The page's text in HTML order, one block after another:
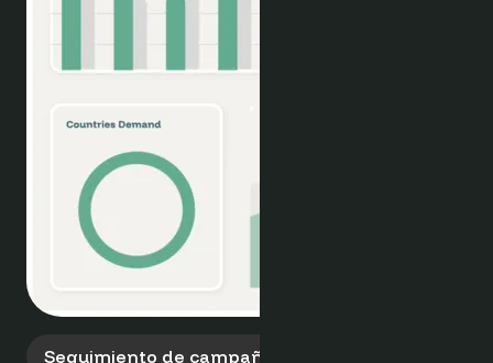
Tendencias del mercado
Identifica las tendencias
emergentes del mercado
Aprovecha el poder de los datos y los insights para
informar tus estrategias de marketing y crear